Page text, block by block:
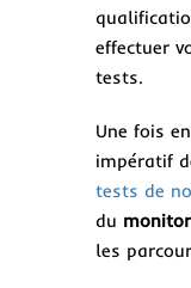
effectuer
tests.
Une fois
impératif
tests de
du
les